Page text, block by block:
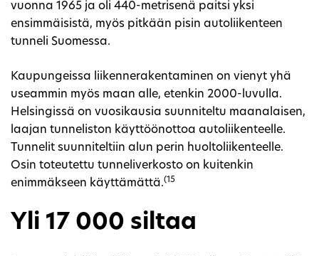
vuonna 1965 ja oli 440-metrisenä paitsi yksi
ensimmäisistä, myös pitkään pisin autoliikenteen
tunneli Suomessa.
Kaupungeissa liikennerakentaminen on vienyt yhä
useammin myös maan alle, etenkin 2000-luvulla.
Helsingissä on vuosikausia suunniteltu maanalaisen,
laajan tunneliston käyttöönottoa autoliikenteelle.
Tunnelit suunniteltiin alun perin huoltoliikenteelle.
Osin toteutettu tunneliverkosto on kuitenkin
enimmäkseen käyttämättä.(15
Yli 17 000 siltaa